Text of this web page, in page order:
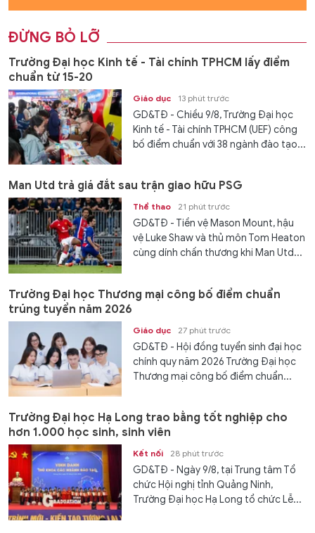
ĐỪNG BỎ LỠ
Trường Đại học Kinh tế - Tài chính TPHCM lấy điểm
chuẩn từ 15-20
Giáo dục 13 phút trước
GD&TĐ - Chiều 9/8, Trường Đại học
Kinh tế - Tài chính TPHCM (UEF) công
bố điểm chuẩn với 38 ngành đào tạo...
Man Utd trả giá đắt sau trận giao hữu PSG
Thể thao 21 phút trước
GD&TĐ - Tiền vệ Mason Mount, hậu
vệ Luke Shaw và thủ môn Tom Heaton
cùng dính chấn thương khi Man Utd...
Trường Đại học Thương mại công bố điểm chuẩn
trúng tuyển năm 2026
Giáo dục 27 phút trước
GD&TĐ - Hội đồng tuyển sinh đại học
chính quy năm 2026 Trường Đại học
Thương mại công bố điểm chuẩn...
Trường Đại học Hạ Long trao bằng tốt nghiệp cho
hơn 1.000 học sinh, sinh viên
Kết nối 28 phút trước
GD&TĐ - Ngày 9/8, tại Trung tâm Tổ
chức Hội nghị tỉnh Quảng Ninh,
Trường Đại học Hạ Long tổ chức Lễ...